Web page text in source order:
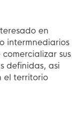
en
intermnediarios
sus
definidas, asi
el territorio